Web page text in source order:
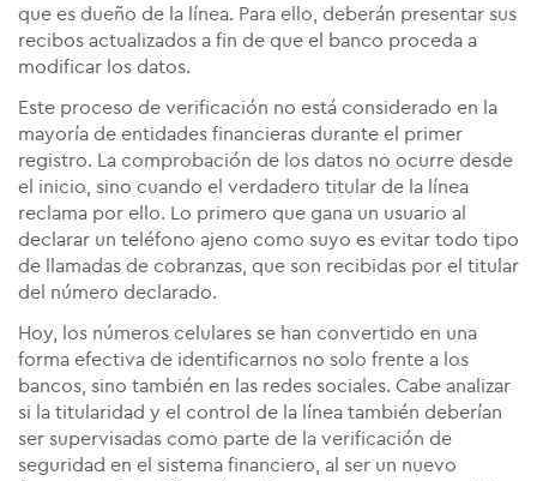
que es dueño de la línea. Para ello, deberán presentar sus
recibos actualizados a fin de que el banco proceda a
modificar los datos.
Este proceso de verificación no está considerado en la
mayoría de entidades financieras durante el primer
registro. La comprobación de los datos no ocurre desde
el inicio, sino cuando el verdadero titular de la línea
reclama por ello. Lo primero que gana un usuario al
declarar un teléfono ajeno como suyo es evitar todo tipo
de llamadas de cobranzas, que son recibidas por el titular
del número declarado.
Hoy, los números celulares se han convertido en una
forma efectiva de identificarnos no solo frente a los
bancos, sino también en las redes sociales. Cabe analizar
si la titularidad y el control de la línea también deberían
ser supervisadas como parte de la verificación de
seguridad en el sistema financiero, al ser un nuevo